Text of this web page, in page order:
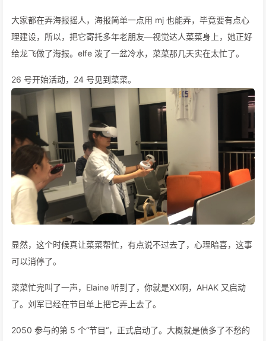
大家都在弄海报摇人，海报简单一点用 mj 也能弄，毕竟要有点心
理建设，所以，把它寄托多年老朋友—视觉达人菜菜身上，她正好
给龙飞做了海报。elfe 泼了一盆冷水，菜菜那几天实在太忙了。
26 号开始活动，24 号见到菜菜。
显然，这个时候真让菜菜帮忙，有点说不过去了，心理暗喜，这事
可以消停了。
菜菜忙完叫了一声，Elaine 听到了，你就是XX啊，AHAK 又启动
了。刘军已经在节目单上把它弄上去了。
2050 参与的第 5 个“节目“，正式启动了。大概就是债多了不愁的